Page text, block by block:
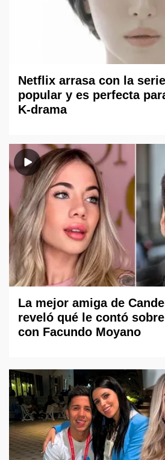
Netflix arrasa con la
popular y es perfecta
K-drama
La mejor amiga de
reveló qué le contó
con Facundo Moyano